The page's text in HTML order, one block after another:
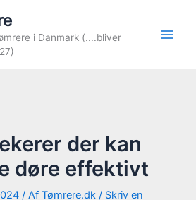
i Danmark (....bliver
der kan
døre effektivt
/ Af Tømrere.dk / Skriv en